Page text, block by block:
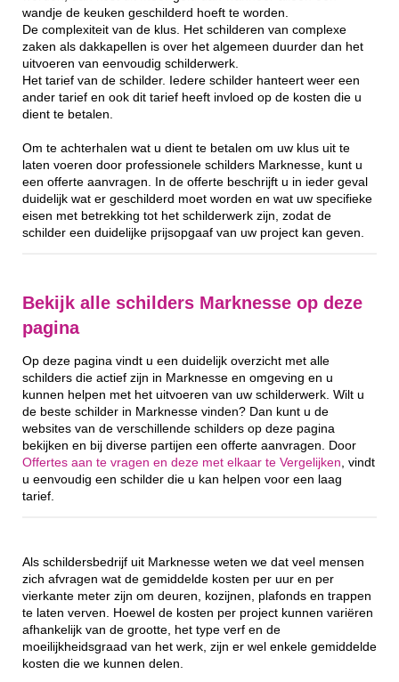
wandje de keuken geschilderd hoeft te worden.
De complexiteit van de klus. Het schilderen van complexe
zaken als dakkapellen is over het algemeen duurder dan het
uitvoeren van eenvoudig schilderwerk.
Het tarief van de schilder. Iedere schilder hanteert weer een
ander tarief en ook dit tarief heeft invloed op de kosten die u
dient te betalen.
Om te achterhalen wat u dient te betalen om uw klus uit te
laten voeren door professionele schilders Marknesse, kunt u
een offerte aanvragen. In de offerte beschrijft u in ieder geval
duidelijk wat er geschilderd moet worden en wat uw specifieke
eisen met betrekking tot het schilderwerk zijn, zodat de
schilder een duidelijke prijsopgaaf van uw project kan geven.
Bekijk alle schilders Marknesse op deze
pagina
Op deze pagina vindt u een duidelijk overzicht met alle
schilders die actief zijn in Marknesse en omgeving en u
kunnen helpen met het uitvoeren van uw schilderwerk. Wilt u
de beste schilder in Marknesse vinden? Dan kunt u de
websites van de verschillende schilders op deze pagina
bekijken en bij diverse partijen een offerte aanvragen. Door
Offertes aan te vragen en deze met elkaar te Vergelijken , vindt
u eenvoudig een schilder die u kan helpen voor een laag
tarief.
Als schildersbedrijf uit Marknesse weten we dat veel mensen
zich afvragen wat de gemiddelde kosten per uur en per
vierkante meter zijn om deuren, kozijnen, plafonds en trappen
te laten verven. Hoewel de kosten per project kunnen variëren
afhankelijk van de grootte, het type verf en de
moeilijkheidsgraad van het werk, zijn er wel enkele gemiddelde
kosten die we kunnen delen.